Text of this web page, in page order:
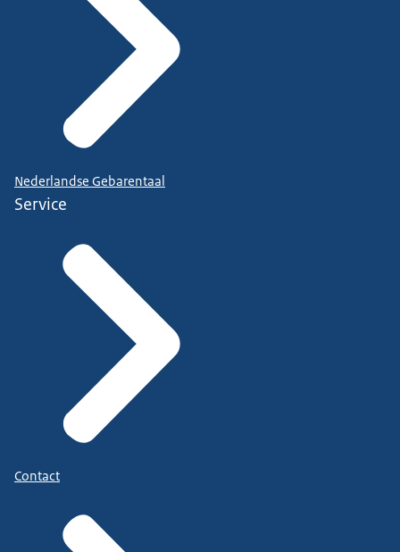
Nederlandse Gebarentaal
Service
Contact